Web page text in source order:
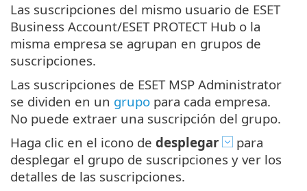
Las suscripciones del mismo usuario de ESET
Business Account/ESET PROTECT Hub o la
misma empresa se agrupan en grupos de
suscripciones.
Las suscripciones de ESET MSP Administrator
se dividen en un grupo para cada empresa.
No puede extraer una suscripción del grupo.
Haga clic en el icono de desplegar
para
desplegar el grupo de suscripciones y ver los
detalles de las suscripciones.